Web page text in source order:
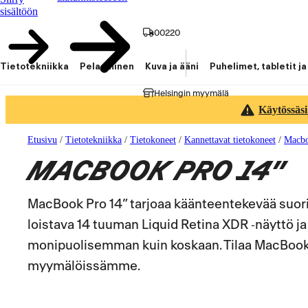
sisältöön
00220
Helsingin myymälä
Tietotekniikka Pelaaminen Kuva ja ääni Puhelimet, tabletit
Etusivu / Tietotekniikka / Tietokoneet / Kannettavat tietokoneet /
MACBOOK PRO 14"
MacBook Pro 14” tarjoaa käänteentekevää
loistava 14 tuuman Liquid Retina XDR
monipuolisemman kuin koskaan. Tilaa
myymälöissämme.